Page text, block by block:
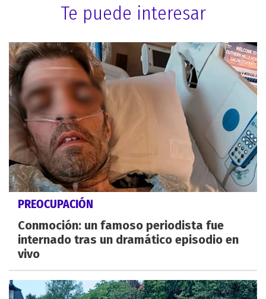
Te puede interesar
PREOCUPACIÓN
Conmoción: un famoso periodista fue
internado tras un dramático episodio en
vivo